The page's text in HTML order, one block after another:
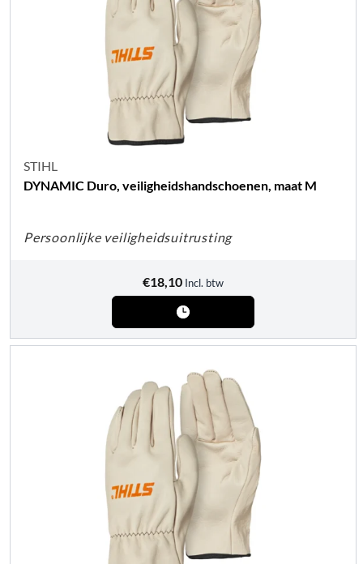
STIHL
DYNAMIC Duro, veiligheidshandschoenen, maat M
Persoonlijke veiligheidsuitrusting
€18,10 Incl. btw